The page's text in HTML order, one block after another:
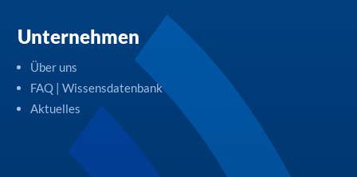
Unternehmen
Über uns
FAQ | Wissensdatenbank
Aktuelles